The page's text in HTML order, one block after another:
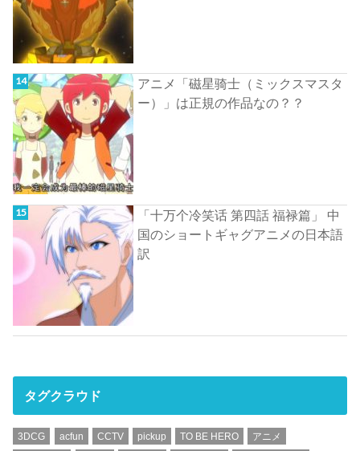
アニメ「磁星骑士（ミックスマスタ
ー）」は正規の作品なの？？
「十万个冷笑话 第四話 福禄篇」 中
国のショートギャグアニメの日本語
訳
タグクラウド
3DCG acfun CCTV pickup TO BE HERO
アニメ